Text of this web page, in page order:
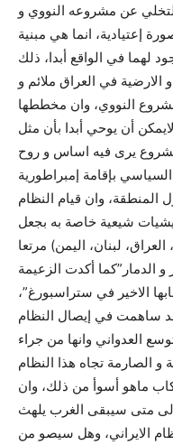
عن مشروعه النووي و
إعتيادية، انما هي مبنية
في الواقع أبدا، ذلك
الارضية في العراق ملائم و
النووي، وان مخططها
أن يوحي أبدا بأن مثل
يرى فيه اساس و روح
بإقامة إمبراطورية
وان قيام النظام
شيعية خاصة به بجعل
لبنان، اليمن) مرتعا
و الدمار”کما أکدت الزعيمة
الاخير في ستراسبورغ”،
قد ساهمت في إيصال النظام
العدواني وانها من جراء
و الصارمة تجاه هذا النظام
ماهو أسوأ من ذلك، وان
متى سيبقى الغرب يلهث
الايراني، وهل سيصو من